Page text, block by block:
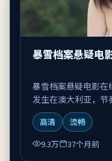
暴雪档案悬疑电
暴雪档案悬疑电影在
发生在澳大利亚，节
佳。
高清
流畅
9.3万
37个月前